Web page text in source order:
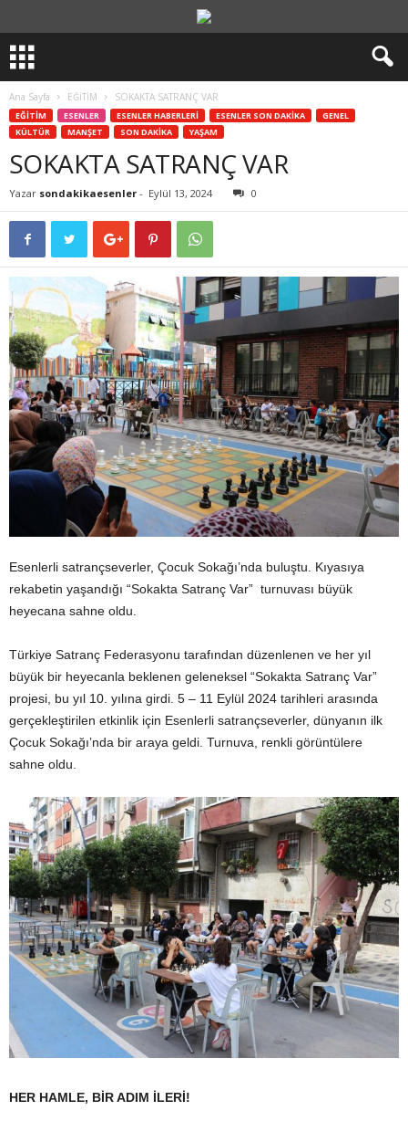
Ana Sayfa EĞİTİM SOKAKTA SATRANÇ VAR
EĞİTİM ESENLER ESENLER HABERLERİ ESENLER SON DAKİKA
GENEL
KÜLTÜR
MANŞET SON DAKİKA YAŞAM
SOKAKTA SATRANÇ VAR
Yazar sondakikaesenler - Eylül 13, 2024 0
Esenlerli satrançseverler, Çocuk Sokağı’nda buluştu. Kıyasıya
rekabetin yaşandığı “Sokakta Satranç Var” turnuvası büyük
heyecana sahne oldu.
Türkiye Satranç Federasyonu tarafından düzenlenen ve her yıl
büyük bir heyecanla beklenen geleneksel “Sokakta Satranç Var”
projesi, bu yıl 10. yılına girdi. 5 – 11 Eylül 2024 tarihleri arasında
gerçekleştirilen etkinlik için Esenlerli satrançseverler, dünyanın ilk
Çocuk Sokağı’nda bir araya geldi. Turnuva, renkli görüntülere
sahne oldu.
HER HAMLE, BİR ADIM İLERİ!